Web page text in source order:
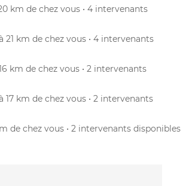
km de chez vous • 4 intervenants
21 km de chez vous • 4 intervenants
16 km de chez vous • 2 intervenants
à 17 km de chez vous • 2 intervenants
de chez vous • 2 intervenants disponibles